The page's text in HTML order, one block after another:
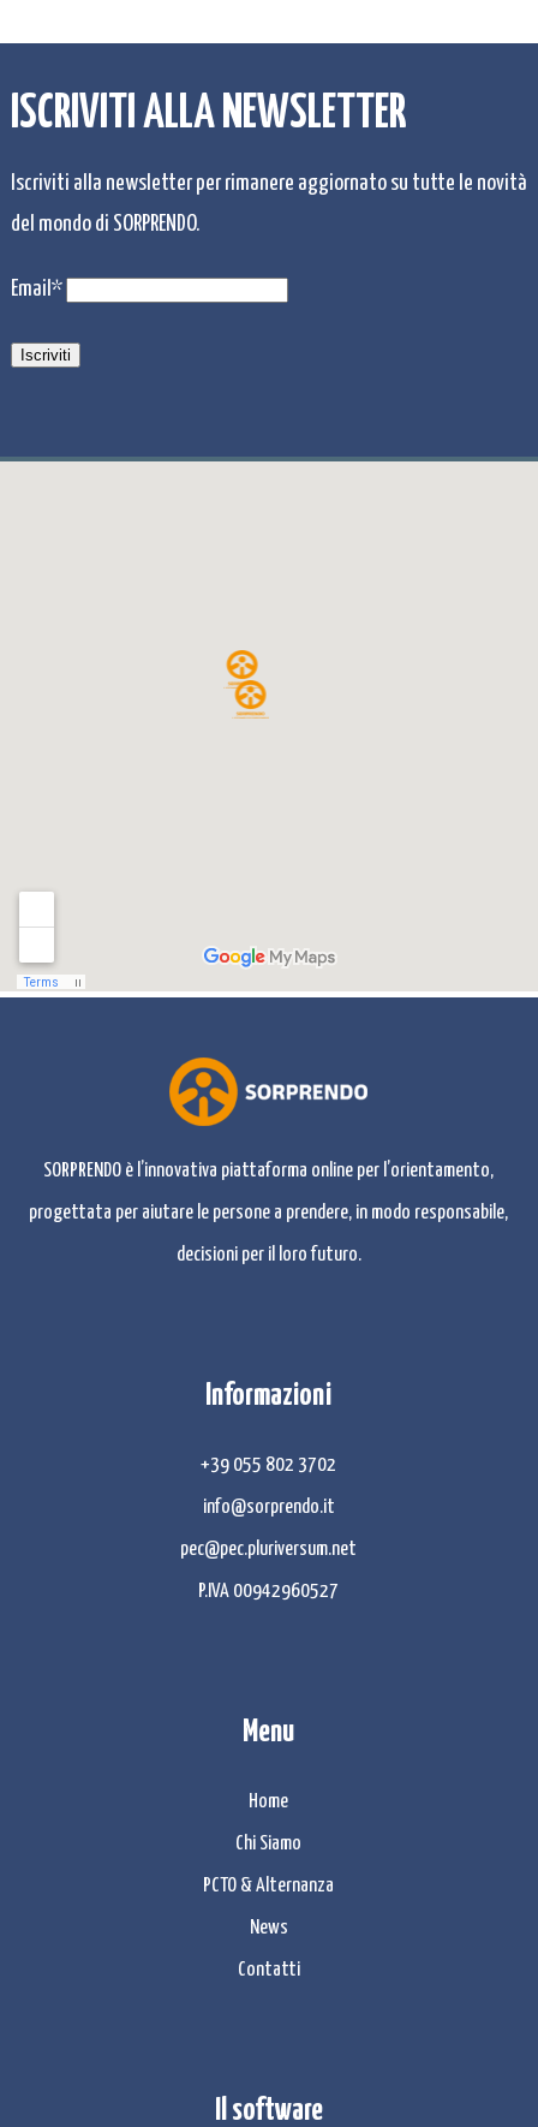
ISCRIVITI ALLA NEWSLETTER
Iscriviti alla newsletter per rimanere aggiornato su tutte le novità
del mondo di SORPRENDO.
Email*
SORPRENDO è l’innovativa piattaforma online per l’orientamento,
progettata per aiutare le persone a prendere, in modo responsabile,
decisioni per il loro futuro.
Informazioni
+39 055 802 3702
info@sorprendo.it
pec@pec.pluriversum.net
P.IVA 00942960527
Menu
Home
Chi Siamo
PCTO & Alternanza
News
Contatti
Il software